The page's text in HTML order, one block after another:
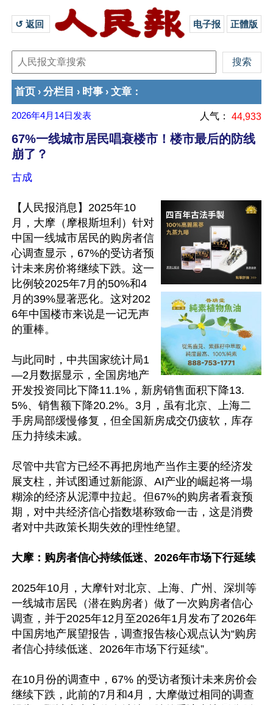
↺ 返回 电子报 正體版
首页 › 分栏目 › 时事 › 文章 ：
2026年4月14日 发表 人气： 44,933
67%一线城市居民唱衰楼市！楼市最后的防线
崩了？
古成
【人民报消息】2025年10
月，大摩（摩根斯坦利）针对
中国一线城市居民的购房者信
心调查显示，67%的受访者预
计未来房价将继续下跌。这一
比例较2025年7月的50%和4
月的39%显著恶化。这对202
6年中国楼市来说是一记无声
的重棒。
与此同时，中共国家统计局1
—2月数据显示，全国房地产
开发投资同比下降11.1%，新房销售面积下降13.
5%、销售额下降20.2%。3月，虽有北京、上海二
手房局部缓慢修复，但全国新房成交仍疲软，库存
压力持续未减。
尽管中共官方已经不再把房地产当作主要的经济发
展支柱，并试图通过新能源、AI产业的崛起将一塌
糊涂的经济从泥潭中拉起。但67%的购房者看衰预
期，对中共经济信心指数堪称致命一击，这是消费
者对中共政策长期失效的理性绝望。
大摩：购房者信心持续低迷、2026年市场下行延续
2025年10月，大摩针对北京、上海、广州、深圳等
一线城市居民（潜在购房者）做了一次购房者信心
调查，并于2025年12月至2026年1月发布了2026年
中国房地产展望报告，调查报告核心观点认为“购房
者信心持续低迷、2026年市场下行延续”。
在10月份的调查中，67% 的受访者预计未来房价会
继续下跌，此前的7月和4月，大摩做过相同的调查